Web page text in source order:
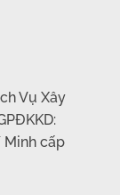
Vụ Xây
Minh cấp